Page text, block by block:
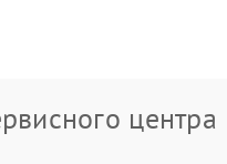
центра